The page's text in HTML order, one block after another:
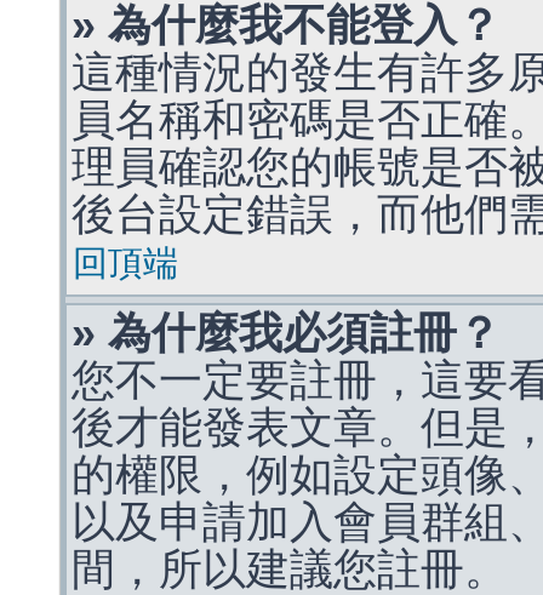
» 為什麼我不能登入？
這種情況的發生有許多
員名稱和密碼是否正確
理員確認您的帳號是否
後台設定錯誤，而他們
回頂端
» 為什麼我必須註冊？
您不一定要註冊，這要
後才能發表文章。但是
的權限，例如設定頭像
以及申請加入會員群組
間，所以建議您註冊。